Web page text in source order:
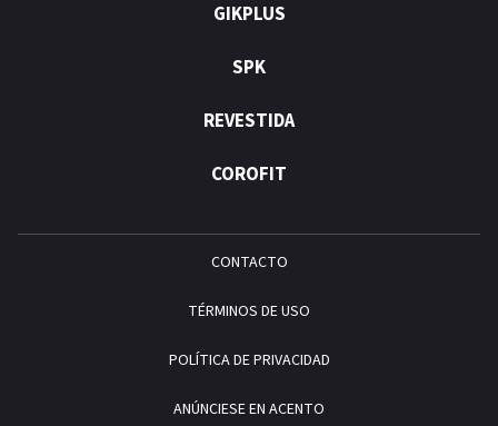
GIKPLUS
SPK
REVESTIDA
COROFIT
CONTACTO
TÉRMINOS DE USO
POLÍTICA DE PRIVACIDAD
ANÚNCIESE EN ACENTO